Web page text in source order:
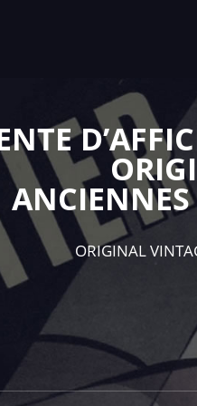
ANCIENNES
ORIGINAL